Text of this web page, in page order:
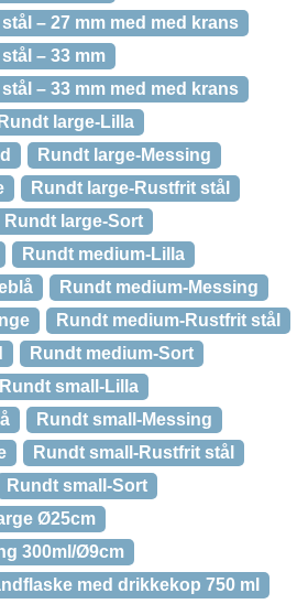
– 27 mm med med krans
– 33 mm
– 33 mm med med krans
Rundt large-Lilla
Rundt large-Messing
Rundt large-Rustfrit stål
Rundt large-Sort
Rundt medium-Lilla
Rundt medium-Messing
Rundt medium-Rustfrit stål
Rundt medium-Sort
Rundt small-Lilla
Rundt small-Messing
Rundt small-Rustfrit stål
Rundt small-Sort
Ø25cm
300ml/Ø9cm
med drikkekop 750 ml